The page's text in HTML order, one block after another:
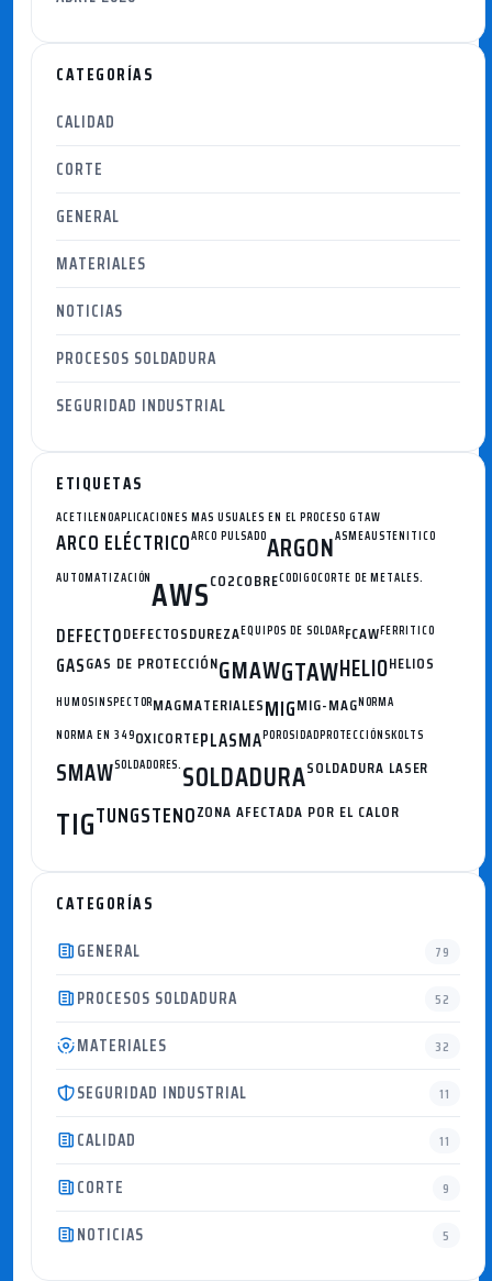
CATEGORÍAS
CALIDAD
CORTE
GENERAL
MATERIALES
NOTICIAS
PROCESOS SOLDADURA
SEGURIDAD INDUSTRIAL
ETIQUETAS
ACETILENOAPLICACIONES MAS USUALES EN EL PROCESO GTAW
ARCO ELÉCTRICOARCO PULSADOARGONASMEAUSTENITICO
AUTOMATIZACIÓNAWSCO2COBRECODIGOCORTE DE METALES.
DEFECTODEFECTOSDUREZAEQUIPOS DE SOLDARFCAWFERRITICO
GASGAS DE PROTECCIÓNGMAWGTAWHELIOHELIOS
HUMOSINSPECTORMAGMATERIALESMIGMIG-MAGNORMA
NORMA EN 349OXICORTEPLASMAPOROSIDADPROTECCIÓNSKOLTS
SMAWSOLDADORES.SOLDADURASOLDADURA LASER
TIGTUNGSTENOZONA AFECTADA POR EL CALOR
CATEGORÍAS
GENERAL
79
PROCESOS SOLDADURA 52
MATERIALES 32
SEGURIDAD INDUSTRIAL 11
CALIDAD 11
CORTE 9
NOTICIAS 5